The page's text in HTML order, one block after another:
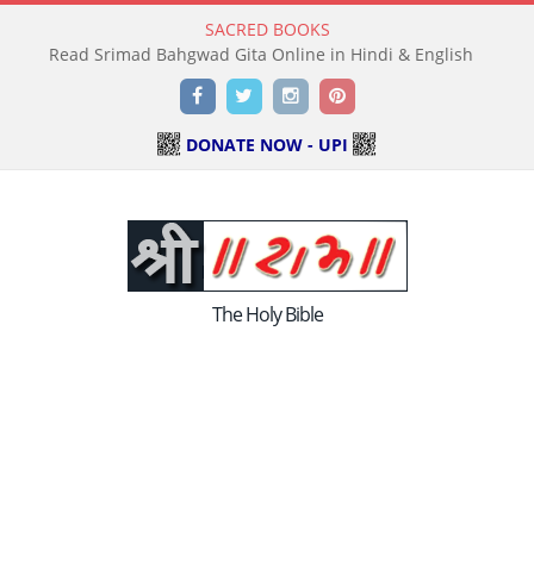
SACRED BOOKS
Read Srimad Bahgwad Gita Online in Hindi & English
FacebookTwitterInstagramPinterest
DONATE NOW - UPI
The Holy Bible